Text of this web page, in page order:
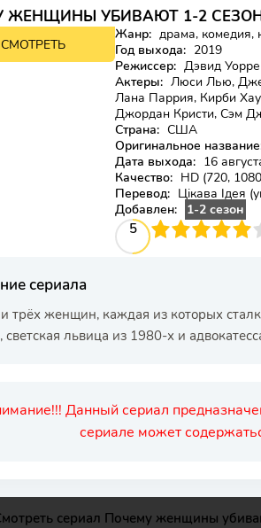
ЖЕНЩИНЫ УБИВАЮТ 1-2
8.3
СМОТРЕТЬ
Жанр: драма, комедия,
Год выхода: 2019
Режиссер: Дэвид
Актеры: Люси Лью,
Лана Паррия, Кирби
Джордан Кристи, Сэм
Страна: США
Оригинальное
Дата выхода: 16
Качество: HD (720,
Перевод: Цікава Ідея
Добавлен:
1-2 сезон
5
4 5 6 7 8 9 10
сериала
трёх женщин, каждая из которых
светская львица из 1980-х и
Данный сериал
сериале может
сериал Почему женщины